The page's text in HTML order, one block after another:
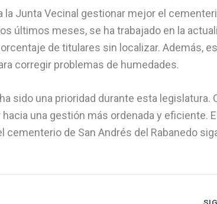
Junta Vecinal gestionar mejor el
últimos meses, se ha trabajado en la
de titulares sin localizar. Además,
corregir problemas de humedades.
sido una prioridad durante esta legislatura.
una gestión más ordenada y eficiente.
de San Andrés del Rabanedo